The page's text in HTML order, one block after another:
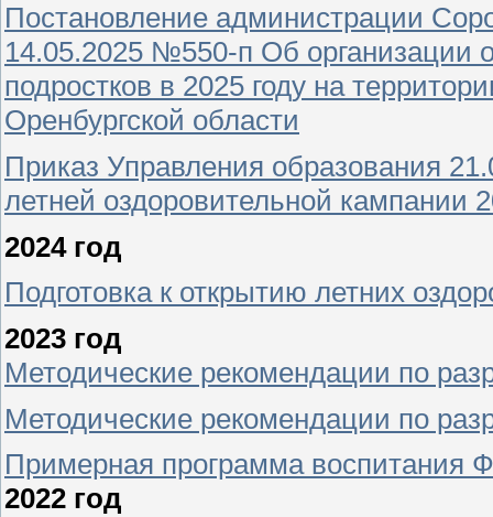
Постановление администрации
14.05.2025 №550-п Об организации
подростков в 2025 году на
Оренбургской области
Приказ Управления образования
летней оздоровительной кампании
2024 год
Подготовка к открытию летних
2023 год
Методические рекомендации по
Методические рекомендации по
Примерная программа
2022 год